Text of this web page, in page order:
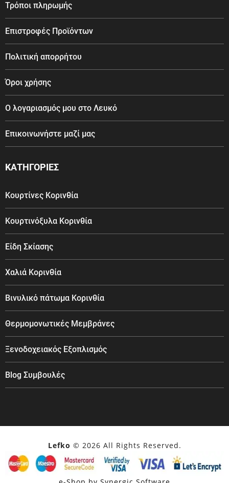
Τρόποι πληρωμής
Επιστροφές Προϊόντων
Πολιτική απορρήτου
Όροι χρήσης
Ο λογαριασμός μου στο Λευκό
Επικοινωνήστε μαζί μας
ΚΑΤΗΓΟΡΙΕΣ
Κουρτίνες Κορινθία
Κουρτινόξυλα Κορινθία
Είδη Σκίασης
Χαλιά Κορινθία
Βινυλικό πάτωμα Κορινθία
Θερμομονωτικές Μεμβράνες
Ξενοδοχειακός Εξοπλισμός
Blog Συμβουλές
Lefko © 2026 All Rights Reserved.